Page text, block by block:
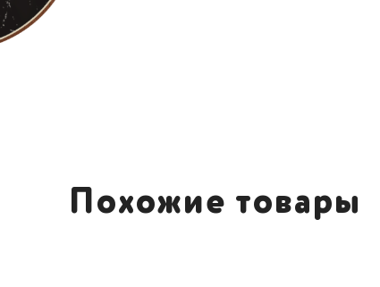
Похожие товары